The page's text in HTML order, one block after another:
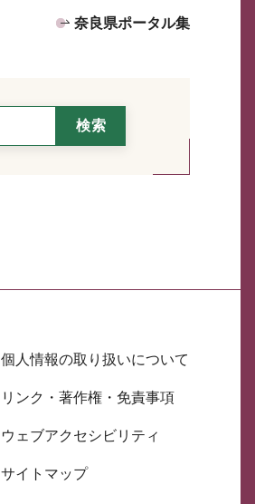
奈良県ポータル集
個人情報の取り扱いについて
リンク・著作権・免責事項
ウェブアクセシビリティ
サイトマップ